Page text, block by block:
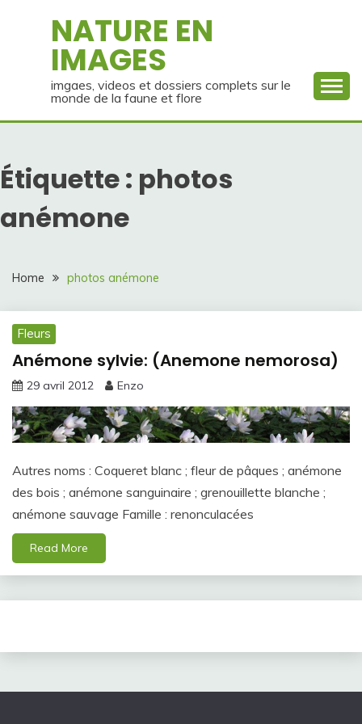
NATURE EN
IMAGES
imgaes, videos et dossiers complets sur le
monde de la faune et flore
Étiquette : photos
anémone
Home photos anémone
Fleurs
Anémone sylvie: (Anemone nemorosa)
29 avril 2012 Enzo
Autres noms : Coqueret blanc ; fleur de pâques ; anémone
des bois ; anémone sanguinaire ; grenouillette blanche ;
anémone sauvage Famille : renonculacées
Read More